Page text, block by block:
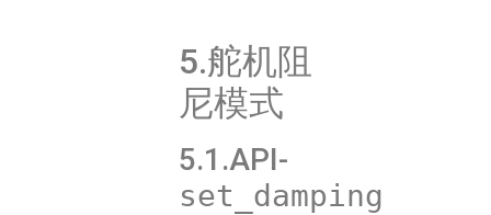
5.舵机阻
尼模式
5.1.API-
set_damping